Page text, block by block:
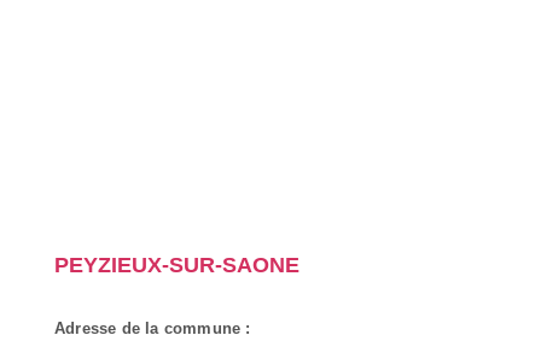
PEYZIEUX-SUR-SAONE
Adresse de la commune :